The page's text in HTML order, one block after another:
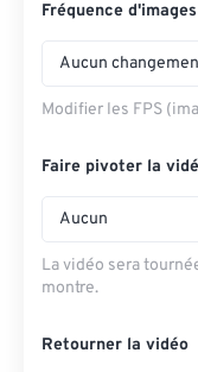
Fréquence
Aucun
Modifier les FPS
Faire pivoter la
Aucun
La vidéo sera
montre.
Retourner la vidéo